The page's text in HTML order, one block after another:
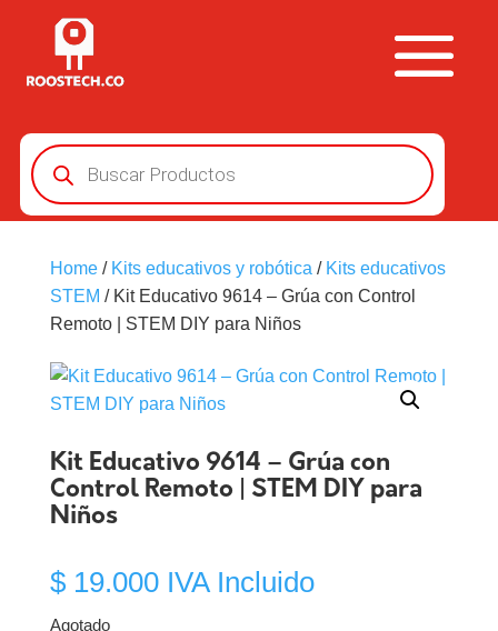
Búsqueda
de
productos
Home/ Kits educativos y robótica / Kits educativos
STEM / Kit Educativo 9614 – Grúa con Control
Remoto | STEM DIY para Niños
Kit Educativo 9614 – Grúa con
Control Remoto | STEM DIY para
Niños
$19.000 IVA Incluido
Agotado